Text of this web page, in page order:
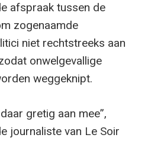
afspraak tussen de
zogenaamde
niet rechtstreeks aan
onwelgevallige
weggeknipt.
gretig aan mee”,
journaliste van Le Soir